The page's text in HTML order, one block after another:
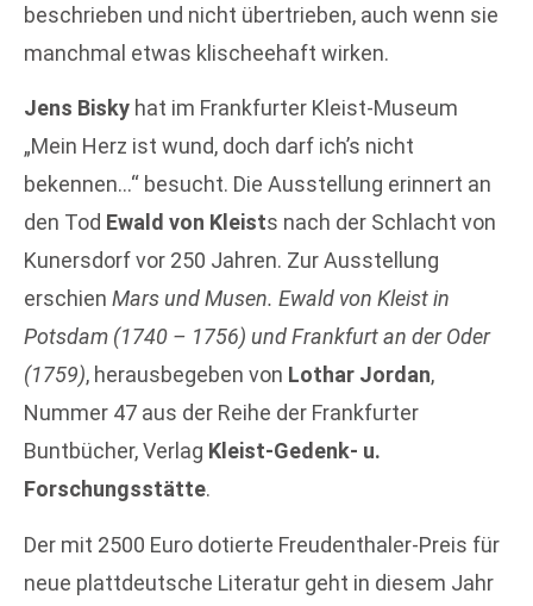
beschrieben und nicht übertrieben, auch wenn sie
manchmal etwas klischeehaft wirken.
Jens Bisky hat im Frankfurter Kleist-Museum
„Mein Herz ist wund, doch darf ich’s nicht
bekennen…“ besucht. Die Ausstellung erinnert an
den Tod Ewald von Kleists nach der Schlacht von
Kunersdorf vor 250 Jahren. Zur Ausstellung
erschien Mars und Musen. Ewald von Kleist in
Potsdam (1740 – 1756) und Frankfurt an der Oder
(1759), herausbegeben von Lothar Jordan,
Nummer 47 aus der Reihe der Frankfurter
Buntbücher, Verlag Kleist-Gedenk- u.
Forschungsstätte.
Der mit 2500 Euro dotierte Freudenthaler-Preis für
neue plattdeutsche Literatur geht in diesem Jahr